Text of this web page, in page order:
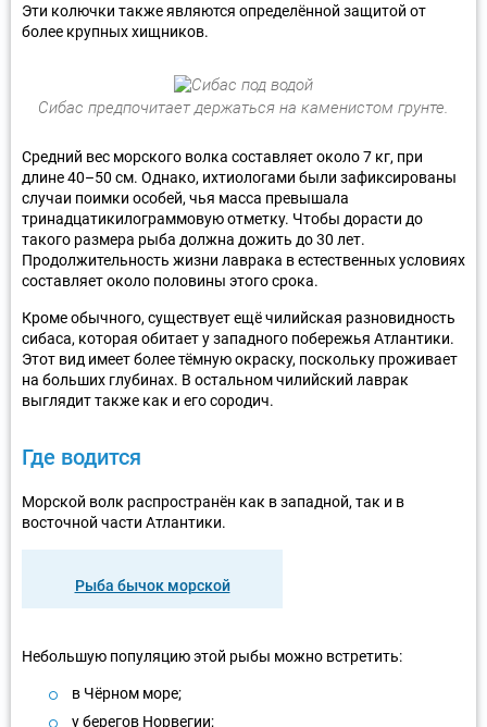
Эти колючки также являются определённой защитой от
более крупных хищников.
Сибас предпочитает держаться на каменистом грунте.
Средний вес морского волка составляет около 7 кг, при
длине 40–50 см. Однако, ихтиологами были зафиксированы
случаи поимки особей, чья масса превышала
тринадцатикилограммовую отметку. Чтобы дорасти до
такого размера рыба должна дожить до 30 лет.
Продолжительность жизни лаврака в естественных условиях
составляет около половины этого срока.
Кроме обычного, существует ещё чилийская разновидность
сибаса, которая обитает у западного побережья Атлантики.
Этот вид имеет более тёмную окраску, поскольку проживает
на больших глубинах. В остальном чилийский лаврак
выглядит также как и его сородич.
Где водится
Морской волк распространён как в западной, так и в
восточной части Атлантики.
Рыба бычок морской
Небольшую популяцию этой рыбы можно встретить:
в Чёрном море;
у берегов Норвегии;